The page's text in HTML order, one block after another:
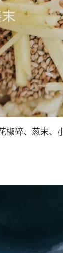
椒碎、葱末